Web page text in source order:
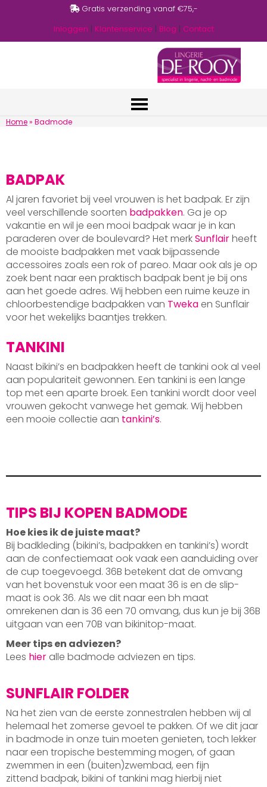
Gratis verzending vanaf €75,-
Inloggen | Klantenservice | Blog | Contact
Home» Badmode
BADPAK
Al jaren favoriet bij veel vrouwen is het badpak. Er zijn
veel verschillende soorten badpakken. Ga je op
vakantie en wil je een mooi badpak waar je in kan
paraderen over de boulevard? Het merkSunflairheeft
de mooiste badpakken met vaak bijpassende
accessoires zoals een rok of pareo. Maar ook als je op
zoek bent naar een praktisch badpak bent je bij ons
aan het goede adres. Wij hebben een ruime keuze in
chloorbestendige badpakken van Tweka en Sunflair
voor het wekelijks baantjes trekken.
TANKINI
Naast bikini’s en badpakken heeft de tankini ook al veel
aan populariteit gewonnen. Een tankini is een lange
top met een aparte broek. Een tankini wordt door veel
vrouwen gekocht vanwege het gemak. Wij hebben
een mooie collectie aan tankini’s.
TIPS BIJ KOPEN BADMODE
Hoe kies ik de juiste maat?
Bij badkleding (bikini’s, badpakken en tankini’s) wordt
aan de confectiemaat ook vaak een aanduiding over
de cup toegevoegd. 36B betekent dat de omvang
van het bovenstuk voor een maat 36 is en de slip-
maat is ook 36. Als we dit naar een bh maat
omrekenen dan is 36 een 70 omvang, dus kun je bij 36B
uitgaan van een 70B van bikinitop-maat.
Meer tips en adviezen?
Lees hier alle badmode adviezen en tips.
SUNFLAIR FOLDER
Na het zien van de eerste zonnestralen hebben wij al
helemaal het zomerse gevoel te pakken. Of we dit jaar
in badmode in onze tuin moeten genieten, toch lekker
naar een tropische bestemming mogen, of gaan
zwemmen in een (buiten)zwembad, een fijn
zittend badpak, bikini of tankini mag hierbij niet